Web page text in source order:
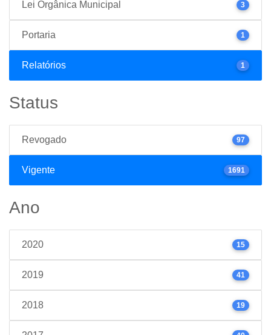
Lei Orgânica Municipal 3
Portaria 1
Relatórios 1
Status
Revogado 97
Vigente 1691
Ano
2020 15
2019 41
2018 19